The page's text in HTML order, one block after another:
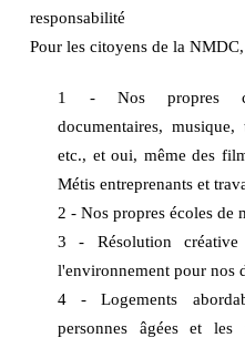
responsabilité
Pour les citoyens de la
1 - Nos propres
documentaires,
etc., et oui, même des
Métis entreprenants et
2 - Nos propres écoles de
3 - Résolution
l'environnement pour nos
4 - Logements
personnes âgées et